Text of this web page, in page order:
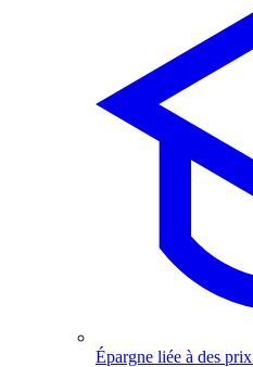
Épargne liée à des prix